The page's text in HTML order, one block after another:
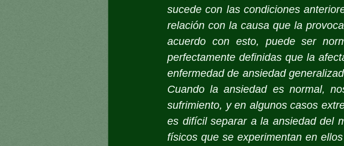
sucede con las condiciones
relación con la causa que la
acuerdo con esto, puede ser
perfectamente definidas que la
enfermedad de ansiedad
Cuando la ansiedad es normal,
sufrimiento, y en algunos casos
es difícil separar a la ansiedad del
físicos que se experimentan en